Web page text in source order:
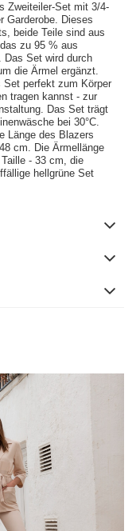
Zweiteiler-Set mit 3/4-
Garderobe. Dieses
beide Teile sind aus
zu 95 % aus
Das Set wird durch
die Ärmel ergänzt.
Set perfekt zum Körper
tragen kannst - zur
Das Set trägt
bei 30°C.
Länge des Blazers
cm. Die Ärmellänge
- 33 cm, die
hellgrüne Set